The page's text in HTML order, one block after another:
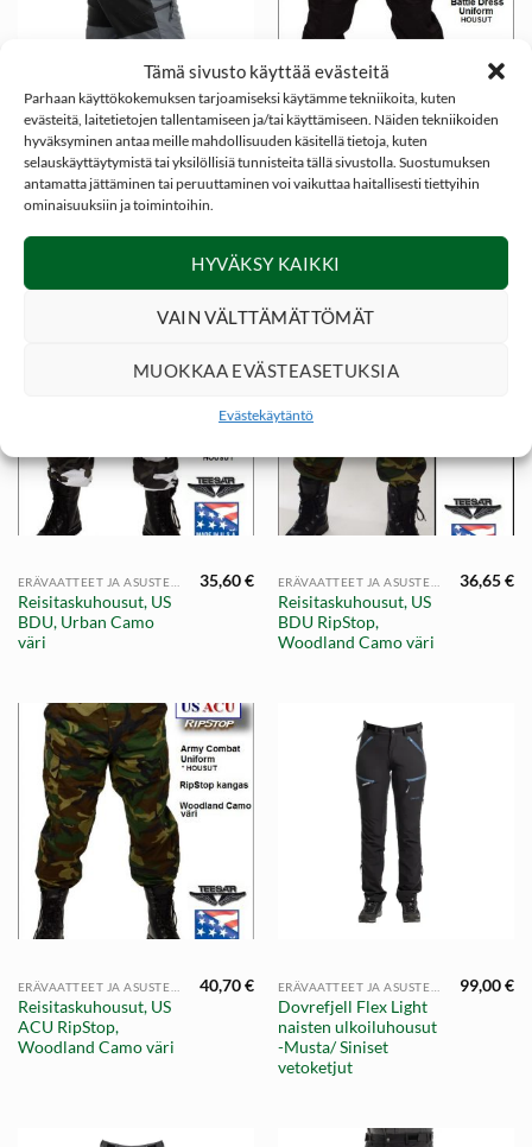
Tämä sivusto käyttää evästeitä
Parhaan käyttökokemuksen tarjoamiseksi käytämme tekniikoita, kuten
evästeitä, laitetietojen tallentamiseen ja/tai käyttämiseen. Näiden tekniikoiden
hyväksyminen antaa meille mahdollisuuden käsitellä tietoja, kuten
selauskäyttäytymistä tai yksilöllisiä tunnisteita tällä sivustolla. Suostumuksen
antamatta jättäminen tai peruuttaminen voi vaikuttaa haitallisesti tiettyihin
ominaisuuksiin ja toimintoihin.
HYVÄKSY KAIKKI
VAIN VÄLTTÄMÄTTÖMÄT
MUOKKAA EVÄSTEASETUKSIA
Evästekäytäntö
HOUSUT JA SHORTSIT
Dovrefjell Active 2.0
ulkoiluhousut –
Harmaa/Musta
89,00€ ERÄVAATTEET JA ASUSTEET 34,60
Reisitaskuhousut, US
BDU, Urban Camo
väri
35,60€
Reisitaskuhousut, US
BDU RipStop,
Woodland Camo väri
36,65€
Reisitaskuhousut, US
ACU RipStop,
Woodland Camo väri
40,70€
Dovrefjell Flex Light
naisten ulkoiluhousut
-Musta/ Siniset
vetoketjut
99,00€